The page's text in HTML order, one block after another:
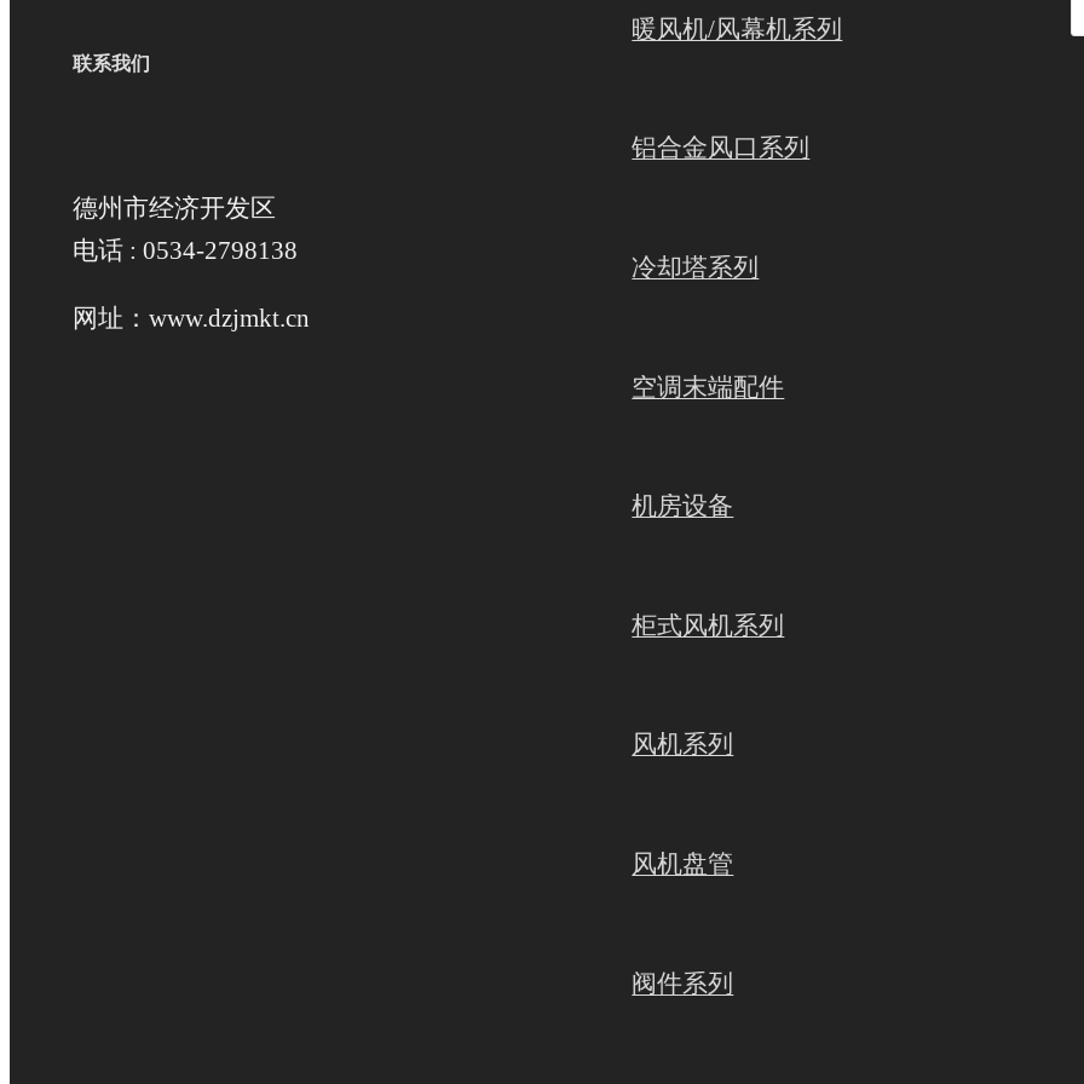
联系我们
德州市经济开发区
电话 : 0534-2798138
网址：www.dzjmkt.cn
暖风机/风幕机系列
铝合金风口系列
冷却塔系列
空调末端配件
机房设备
柜式风机系列
风机系列
风机盘管
阀件系列